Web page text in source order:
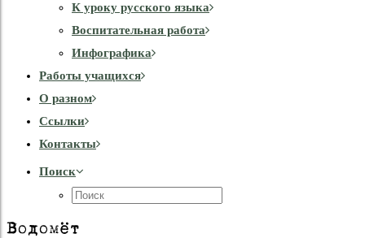
К уроку русского языка
Воспитательная работа
Инфографика
Работы учащихся
О разном
Cсылки
Контакты
Поиск
Водомёт